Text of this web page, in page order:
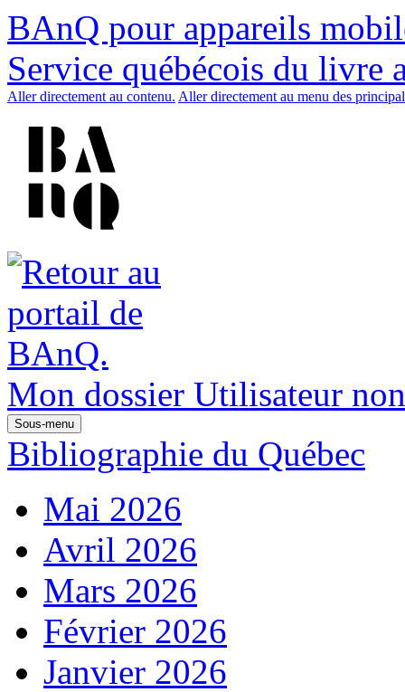
BAnQ pour appareils
Service québécois du livre
Aller directement au contenu. Aller directement au menu des
Mon dossier Utilisateur
Sous-menu
Bibliographie du Québec
Mai 2026
Avril 2026
Mars 2026
Février 2026
Janvier 2026